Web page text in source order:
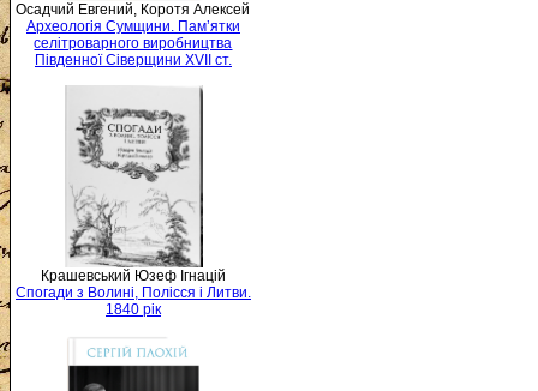
Осадчий Евгений, Коротя Алексей
Археологія Сумщини. Пам’ятки
селітроварного виробництва
Південної Сіверщини XVII ст.
Крашевський Юзеф Ігнацій
Спогади з Волині, Полісся і Литви.
1840 рік